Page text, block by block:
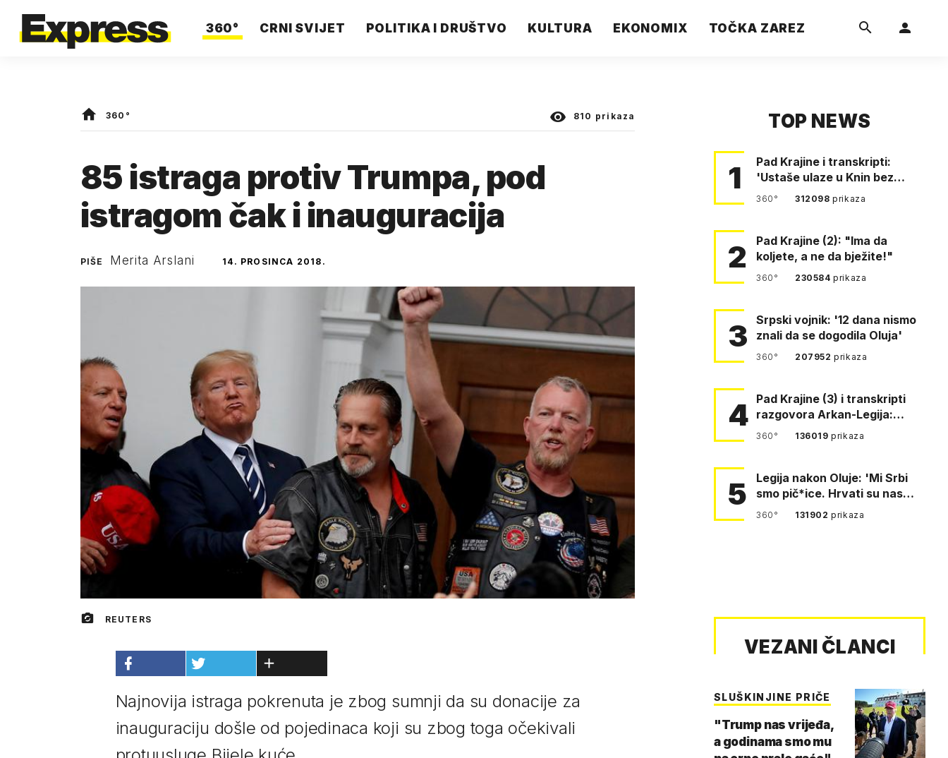
360° CRNI SVIJET POLITIKA I DRUŠTVO KULTURA EKONOMIX TOČKA ZAREZ
360° 810 prikaza
85 istraga protiv Trumpa, pod
istragom čak i inauguracija
PIŠE Merita Arslani 14. PROSINCA 2018.
REUTERS
Najnovija istraga pokrenuta je zbog sumnji da su donacije za
inauguraciju došle od pojedinaca koji su zbog toga očekivali
TOP NEWS
1
Pad Krajine i transkripti:
'Ustaše ulaze u Knin bez
borbe. Mile, ovo je bežanij…
360° 312098prikaza
2
Pad Krajine (2): "Ima da
koljete, a ne da bježite!"
360° 230584prikaza
3
Srpski vojnik: '12 dana nismo
znali da se dogodila Oluja'
360° 207952prikaza
4 Pad Krajine (3) i transkripti
razgovora Arkan-Legija:
'Čujem, prelazite ustašam…
360° 136019prikaza
5
Legija nakon Oluje: 'Mi Srbi
smo pič*ice. Hrvati su nas
pomeli!'
360° 131902prikaza
VEZANI ČLANCI
SLUŠKINJINE PRIČE
"Trump nas vrijeđa,
a godinama smo mu